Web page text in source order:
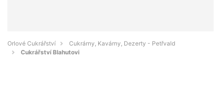
Orlové Cukrářství
Cukrárny, Kavárny, Dezerty - Petřvald
Cukrářství Blahutovi